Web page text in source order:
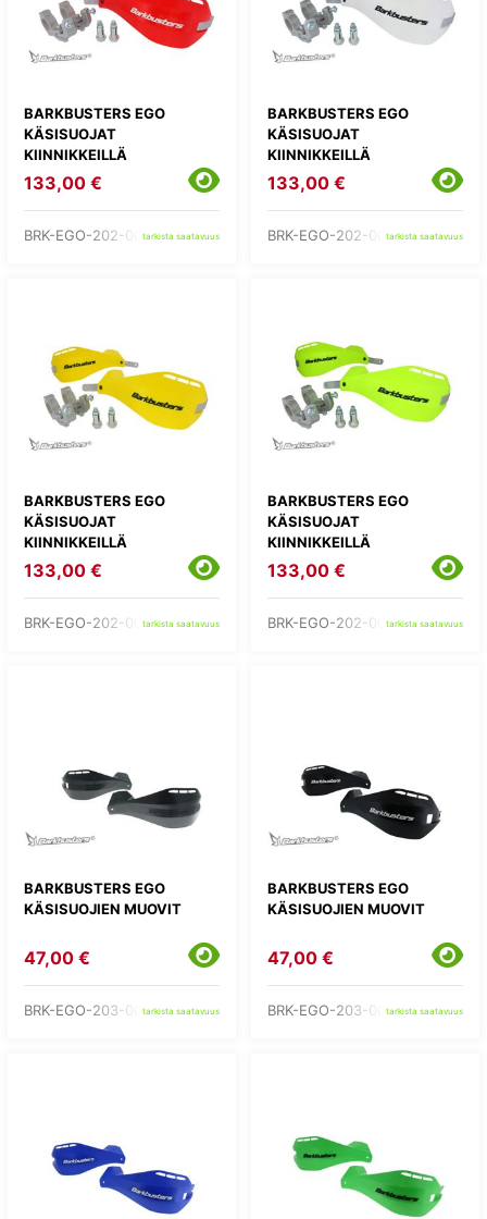
BARKBUSTERS EGO
KÄSISUOJAT
KIINNIKKEILLÄ
133,00 €
BRK-EGO-202-00-RDtarkista saatavuus
BARKBUSTERS EGO
KÄSISUOJAT
KIINNIKKEILLÄ
133,00 €
BRK-EGO-202-00-WHtarkista saatavuus
BARKBUSTERS EGO
KÄSISUOJAT
KIINNIKKEILLÄ
133,00 €
BRK-EGO-202-00-YEtarkista saatavuus
BARKBUSTERS EGO
KÄSISUOJAT
KIINNIKKEILLÄ
133,00 €
BRK-EGO-202-00-YHtarkista saatavuus
BARKBUSTERS EGO
KÄSISUOJIEN MUOVIT
47,00 €
BRK-EGO-203-00-BBtarkista saatavuus
BARKBUSTERS EGO
KÄSISUOJIEN MUOVIT
47,00 €
BRK-EGO-203-00-BKtarkista saatavuus